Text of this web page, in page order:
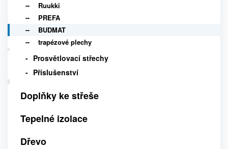
Ruukki
PREFA
BUDMAT
trapézové plechy
Prosvětlovací střechy
Příslušenství
Doplňky ke střeše
Tepelné izolace
Dřevo